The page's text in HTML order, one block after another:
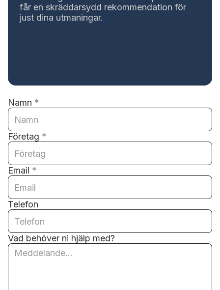
får en skräddarsydd rekommendation för
just dina utmaningar.
Namn *
Företag *
Email *
Telefon
Vad behöver ni hjälp med?